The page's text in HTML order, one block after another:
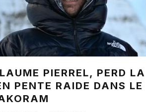
PIERREL, PERD LA
PENTE RAIDE DANS LE